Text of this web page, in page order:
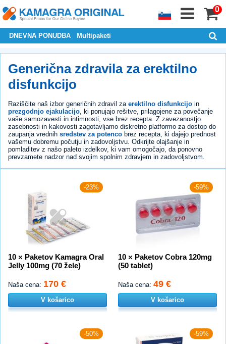
0
DNEVNA PONUDBA Multipaketi
Generična zdravila za erektilno
disfunkcijo
Raziščite naš izbor generičnih zdravil za erektilno disfunkcijo in
prezgodnjo ejakulacijo, ki ponujajo rešitve, prilagojene za povečanje
vaše samozavesti in intimnosti, vse brez recepta. Z zavezanostjo
zasebnosti in kakovosti zagotavljamo diskretno platformo za dostop do
zaupanja vrednih sredstev za potenco brez recepta, ki dajejo prednost
vašemu dobremu počutju in zadovoljstvu. Odkrijte olajšanje in
pomladitev z našo paleto izdelkov, ki vam omogočajo, da ponovno
prevzamete nadzor nad svojim spolnim zdravjem in zadovoljstvom.
-23%
10 × Paketov Kamagra Oral
Jelly 100mg (70 žele)
Naša cena: 170 €
V košarico
-59%
10 × Paketov Cobra 120mg
(50 tablet)
Naša cena: 49 €
V košarico
-50% -59%